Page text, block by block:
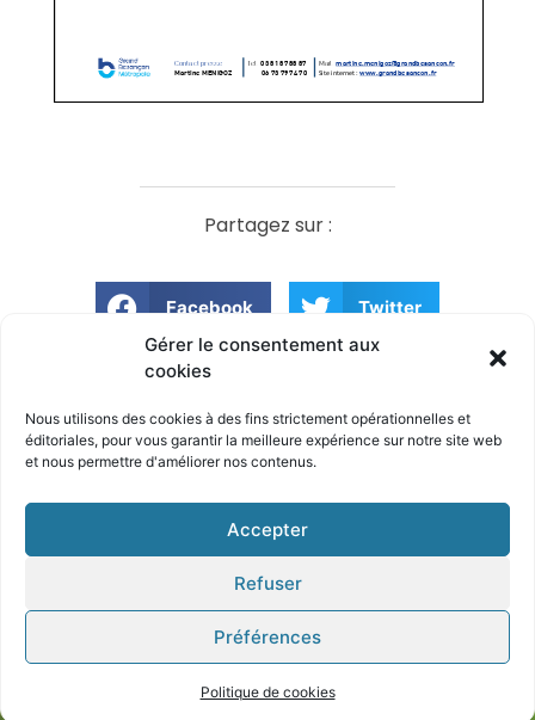
Gérer le consentement aux
cookies
Nous utilisons des cookies à des fins strictement opérationnelles et
éditoriales, pourvous garantir la meilleure expérience sur notre site web
et nous permettre d'améliorer nos contenus.
Accepter
Refuser
Préférences
Politique de cookies
Partagez sur :
Facebook Twitter
© Tous droits réservé Textes et images - Crédits Photo extérieur : Eric
Pixels & Code / Digitale Deluxe​​